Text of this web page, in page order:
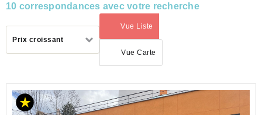
10 correspondances avec votre recherche
Prix croissant
Vue Liste
(activé)
Vue Carte
ACHAT
PARKING